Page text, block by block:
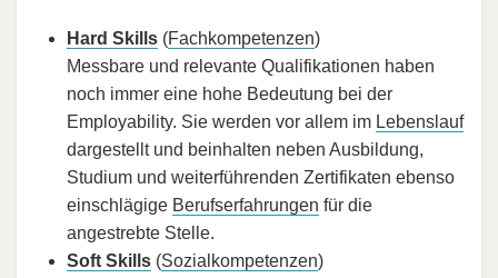
Hard Skills (Fachkompetenzen)
Messbare und relevante Qualifikationen haben
noch immer eine hohe Bedeutung bei der
Employability. Sie werden vor allem im Lebenslauf
dargestellt und beinhalten neben Ausbildung,
Studium und weiterführenden Zertifikaten ebenso
einschlägige Berufserfahrungen für die
angestrebte Stelle.
Soft Skills (Sozialkompetenzen)